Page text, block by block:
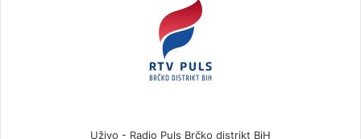
Uživo - Radio Puls Brčko distrikt BiH